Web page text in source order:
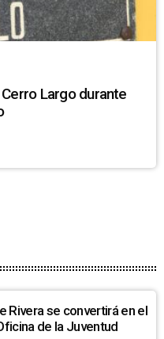
Largo durante
Rivera se convertirá en el
de la Juventud